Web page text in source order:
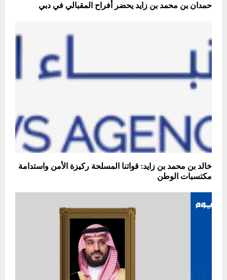
حمدان بن محمد بن زايد يحضر أفراح المقبالي في دبي
خالد بن محمد بن زايد: قواتنا المسلحة ركيزة الأمن واستدامة
مكتسبات الوطن